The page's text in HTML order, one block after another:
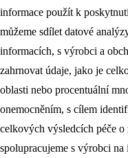
informace použít k
můžeme sdílet datové
informacích, s výrobci a
zahrnovat údaje, jako je
oblasti nebo procentuální
onemocněním, s cílem
celkových výsledcích péče o
spolupracujeme s výrobci